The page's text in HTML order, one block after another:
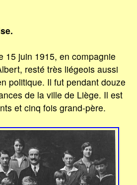
15 juin 1915, en compagnie
resté très liégeois aussi
politique. Il fut pendant douze
de la ville de Liège. Il est
et cinq fois grand-père.